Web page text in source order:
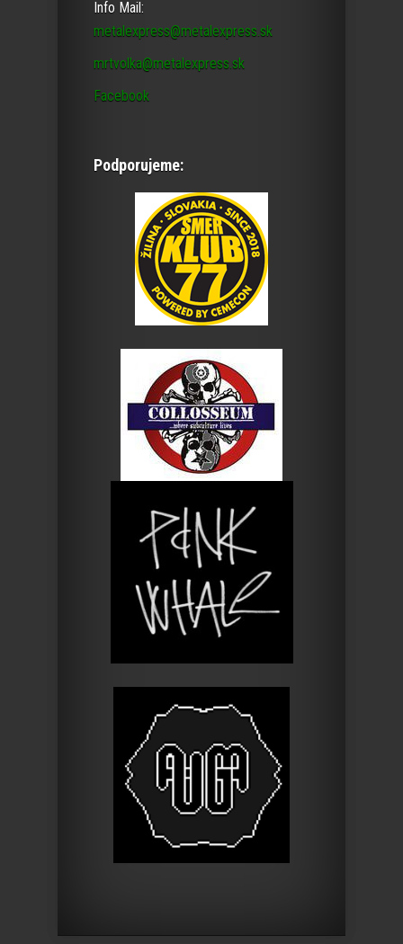
Info Mail:
metalexpress@metalexpress.sk
mrtvolka@metalexpress.sk
Facebook
Podporujeme: